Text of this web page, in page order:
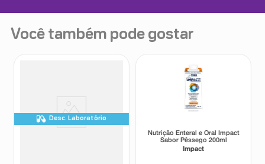
Você também pode gostar
Desc. Laboratório
Nutrição Enteral e Oral Impact
Sabor Pêssego 200ml
Impact